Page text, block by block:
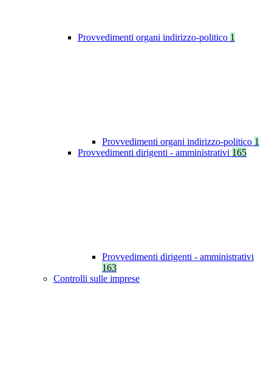
Provvedimenti organi indirizzo-politico 1
Provvedimenti organi indirizzo-politico 1
Provvedimenti dirigenti - amministrativi 165
Provvedimenti dirigenti - amministrativi
163
Controlli sulle imprese